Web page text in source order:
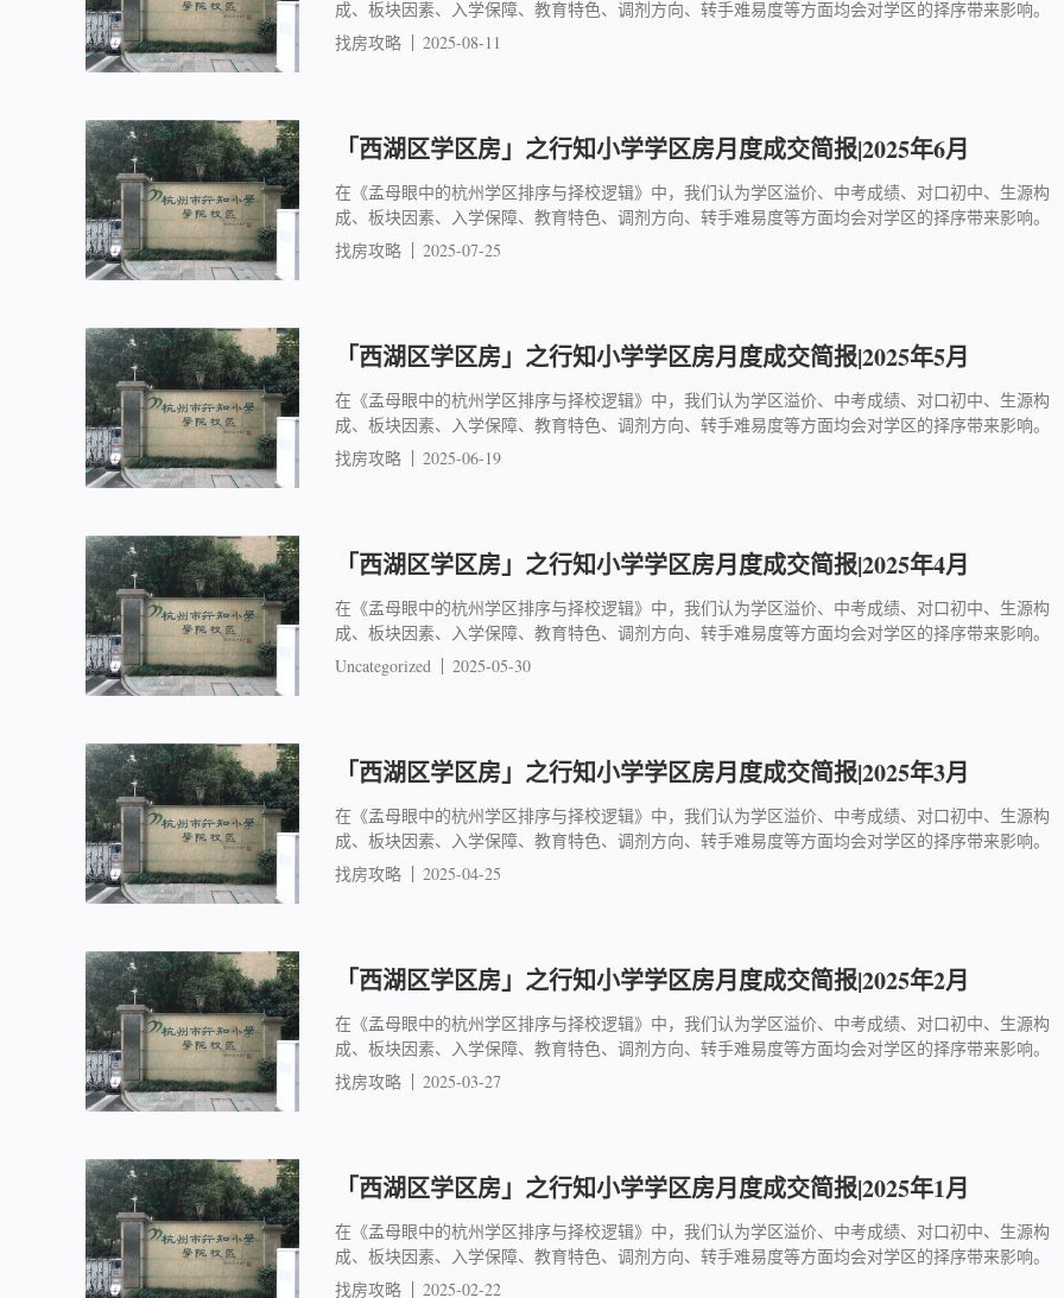
成、板块因素、入学保障、教育特色、调剂方向、转手难易度等方面均会对学区的择序带来影响。
找房攻略
2025-08-11
「西湖区学区房」之行知小学学区房月度成交简报|2025年6月
在《孟母眼中的杭州学区排序与择校逻辑》中，我们认为学区溢价、中考成绩、对口初中、生源构
成、板块因素、入学保障、教育特色、调剂方向、转手难易度等方面均会对学区的择序带来影响。
找房攻略
2025-07-25
「西湖区学区房」之行知小学学区房月度成交简报|2025年5月
在《孟母眼中的杭州学区排序与择校逻辑》中，我们认为学区溢价、中考成绩、对口初中、生源构
成、板块因素、入学保障、教育特色、调剂方向、转手难易度等方面均会对学区的择序带来影响。
找房攻略
2025-06-19
「西湖区学区房」之行知小学学区房月度成交简报|2025年4月
在《孟母眼中的杭州学区排序与择校逻辑》中，我们认为学区溢价、中考成绩、对口初中、生源构
成、板块因素、入学保障、教育特色、调剂方向、转手难易度等方面均会对学区的择序带来影响。
Uncategorized
2025-05-30
「西湖区学区房」之行知小学学区房月度成交简报|2025年3月
在《孟母眼中的杭州学区排序与择校逻辑》中，我们认为学区溢价、中考成绩、对口初中、生源构
成、板块因素、入学保障、教育特色、调剂方向、转手难易度等方面均会对学区的择序带来影响。
找房攻略
2025-04-25
「西湖区学区房」之行知小学学区房月度成交简报|2025年2月
在《孟母眼中的杭州学区排序与择校逻辑》中，我们认为学区溢价、中考成绩、对口初中、生源构
成、板块因素、入学保障、教育特色、调剂方向、转手难易度等方面均会对学区的择序带来影响。
找房攻略
2025-03-27
「西湖区学区房」之行知小学学区房月度成交简报|2025年1月
在《孟母眼中的杭州学区排序与择校逻辑》中，我们认为学区溢价、中考成绩、对口初中、生源构
成、板块因素、入学保障、教育特色、调剂方向、转手难易度等方面均会对学区的择序带来影响。
找房攻略
2025-02-22